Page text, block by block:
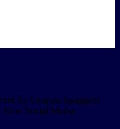
by Gruppo Spaggiari
New Social Media